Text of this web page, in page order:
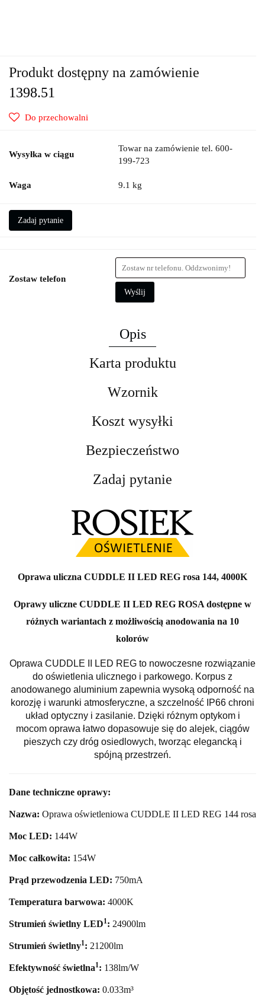
Produkt dostępny na zamówienie
1398.51
Do przechowalni
Wysyłka w ciągu
Towar na zamówienie tel. 600-
199-723
Waga 9.1 kg
Zadaj pytanie
Zostaw telefon
Wyślij
Opis
Karta produktu
Wzornik
Koszt wysyłki
Bezpieczeństwo
Zadaj pytanie
Oprawa uliczna CUDDLE II LED REG rosa 144, 4000K
Oprawy uliczne CUDDLE II LED REG ROSA dostępne w
różnych wariantach z możliwością anodowania na 10
kolorów
Oprawa CUDDLE II LED REG to nowoczesne rozwiązanie
do oświetlenia ulicznego i parkowego. Korpus z
anodowanego aluminium zapewnia wysoką odporność na
korozję i warunki atmosferyczne, a szczelność IP66 chroni
układ optyczny i zasilanie. Dzięki różnym optykom i
mocom oprawa łatwo dopasowuje się do alejek, ciągów
pieszych czy dróg osiedlowych, tworząc elegancką i
spójną przestrzeń.
Dane techniczne oprawy:
Nazwa: Oprawa oświetleniowa CUDDLE II LED REG 144 rosa
Moc LED: 144W
Moc całkowita: 154W
Prąd przewodzenia LED: 750mA
Temperatura barwowa: 4000K
Strumień świetlny LED1 : 24900lm
Strumień świetlny1 : 21200lm
Efektywność świetlna1 : 138lm/W
Objętość jednostkowa: 0.033m³